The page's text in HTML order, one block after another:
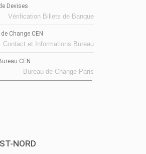
Devises
Vérification Billets de Banque
Change CEN
Contact et Informations Bureau
CEN
Bureau de Change Paris
NORD